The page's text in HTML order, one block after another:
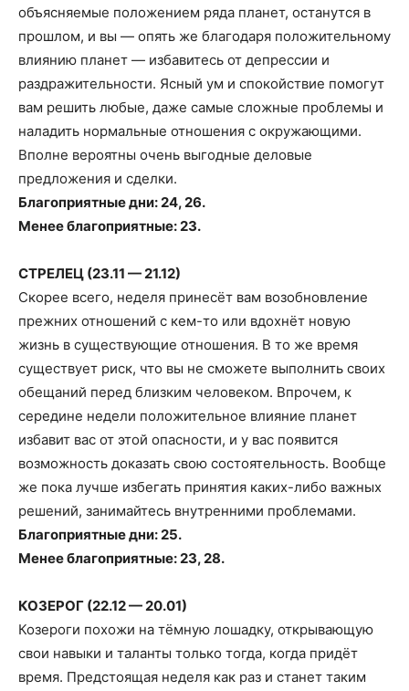
объясняемые положением ряда планет, останутся в
прошлом, и вы — опять же благодаря положительному
влиянию планет — избавитесь от депрессии и
раздражительности. Ясный ум и спокойствие помогут
вам решить любые, даже самые сложные проблемы и
наладить нормальные отношения с окружающими.
Вполне вероятны очень выгодные деловые
предложения и сделки.
Благоприятные дни: 24, 26.
Менее благоприятные: 23.
СТРЕЛЕЦ (23.11 — 21.12)
Скорее всего, неделя принесёт вам возобновление
прежних отношений с кем-то или вдохнёт новую
жизнь в существующие отношения. В то же время
существует риск, что вы не сможете выполнить своих
обещаний перед близким человеком. Впрочем, к
середине недели положительное влияние планет
избавит вас от этой опасности, и у вас появится
возможность доказать свою состоятельность. Вообще
же пока лучше избегать принятия каких-либо важных
решений, занимайтесь внутренними проблемами.
Благоприятные дни: 25.
Менее благоприятные: 23, 28.
КОЗЕРОГ (22.12 — 20.01)
Козероги похожи на тёмную лошадку, открывающую
свои навыки и таланты только тогда, когда придёт
время. Предстоящая неделя как раз и станет таким